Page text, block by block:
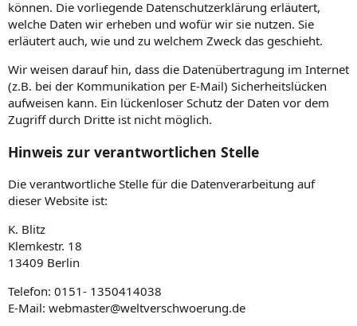
können. Die vorliegende Datenschutzerklärung erläutert,
welche Daten wir erheben und wofür wir sie nutzen. Sie
erläutert auch, wie und zu welchem Zweck das geschieht.
Wir weisen darauf hin, dass die Datenübertragung im Internet
(z.B. bei der Kommunikation per E-Mail) Sicherheitslücken
aufweisen kann. Ein lückenloser Schutz der Daten vor dem
Zugriff durch Dritte ist nicht möglich.
Hinweis zur verantwortlichen Stelle
Die verantwortliche Stelle für die Datenverarbeitung auf
dieser Website ist:
K. Blitz
Klemkestr. 18
13409 Berlin
Telefon: 0151- 1350414038
E-Mail: webmaster@weltverschwoerung.de